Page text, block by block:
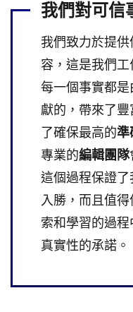
我們對可信
我們致力於提
容，這是我們
每一個事實都
獻的，帶來了
了確保最高的準
專業的編輯團隊
這個過程保證
入勝，而且值
索和學習的過
真實性的承諾。